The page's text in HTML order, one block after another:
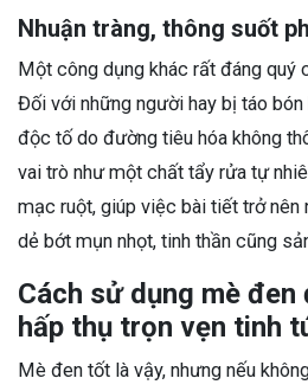
Nhuận tràng, thông suốt
Một công dụng khác rất đáng quý
Đối với những người hay bị táo
độc tố do đường tiêu hóa không
vai trò như một chất tẩy rửa tự
mạc ruột, giúp việc bài tiết trở nên
dẻ bớt mụn nhọt, tinh thần cũng
Cách sử dụng mè
hấp thụ trọn vẹn tinh
Mè đen tốt là vậy, nhưng nếu